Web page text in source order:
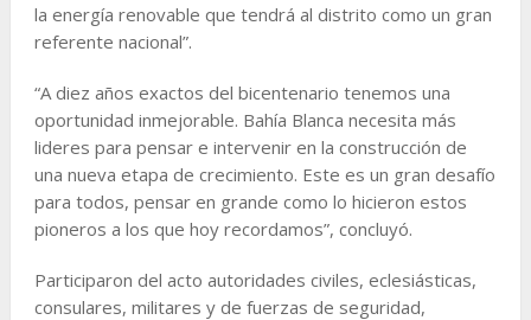
la energía renovable que tendrá al distrito como un gran
referente nacional”.
“A diez años exactos del bicentenario tenemos una
oportunidad inmejorable. Bahía Blanca necesita más
lideres para pensar e intervenir en la construcción de
una nueva etapa de crecimiento. Este es un gran desafío
para todos, pensar en grande como lo hicieron estos
pioneros a los que hoy recordamos”, concluyó.
Participaron del acto autoridades civiles, eclesiásticas,
consulares, militares y de fuerzas de seguridad,